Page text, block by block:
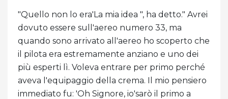
"Quello non lo era'La mia idea ", ha detto." Avrei
dovuto essere sull'aereo numero 33, ma
quando sono arrivato all'aereo ho scoperto che
il pilota era estremamente anziano e uno dei
più esperti lì. Voleva entrare per primo perché
aveva l'equipaggio della crema. Il mio pensiero
immediato fu: 'Oh Signore, io'sarò il primo a